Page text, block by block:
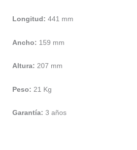
Longitud: 441 mm
Ancho: 159 mm
Altura: 207 mm
Peso: 21 Kg
Garantía: 3 años